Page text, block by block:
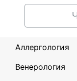
Аллергология
Венерология